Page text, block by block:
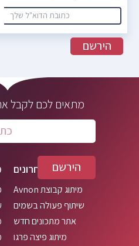
מתאים לכם לקבל
פרויקטים אחרונים
מיתוג קבוצת Avnon
שיתוף פעולה בשמים
אתר מתכונים חדש
מיתוג פיצה פרגו